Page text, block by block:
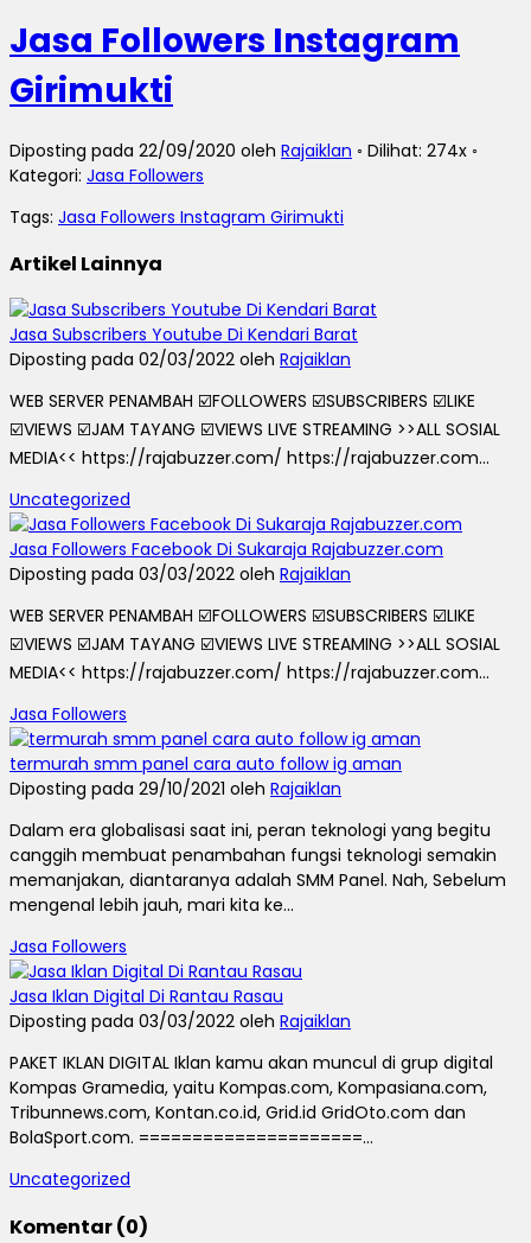
Jasa Followers Instagram
Girimukti
Diposting pada 22/09/2020 oleh Rajaiklan ◦ Dilihat: 274x ◦
Kategori: Jasa Followers
Tags: Jasa Followers Instagram Girimukti
Artikel Lainnya
Jasa Subscribers Youtube Di Kendari Barat
Diposting pada 02/03/2022 oleh Rajaiklan
WEB SERVER PENAMBAH ☑️FOLLOWERS ☑️SUBSCRIBERS ☑️LIKE
☑️VIEWS ☑️JAM TAYANG ☑️VIEWS LIVE STREAMING >>ALL SOSIAL
MEDIA<< https://rajabuzzer.com/ https://rajabuzzer.com...
Uncategorized
Jasa Followers Facebook Di Sukaraja Rajabuzzer.com
Diposting pada 03/03/2022 oleh Rajaiklan
WEB SERVER PENAMBAH ☑️FOLLOWERS ☑️SUBSCRIBERS ☑️LIKE
☑️VIEWS ☑️JAM TAYANG ☑️VIEWS LIVE STREAMING >>ALL SOSIAL
MEDIA<< https://rajabuzzer.com/ https://rajabuzzer.com...
Jasa Followers
termurah smm panel cara auto follow ig aman
Diposting pada 29/10/2021 oleh Rajaiklan
Dalam era globalisasi saat ini, peran teknologi yang begitu
canggih membuat penambahan fungsi teknologi semakin
memanjakan, diantaranya adalah SMM Panel. Nah, Sebelum
mengenal lebih jauh, mari kita ke...
Jasa Followers
Jasa Iklan Digital Di Rantau Rasau
Diposting pada 03/03/2022 oleh Rajaiklan
PAKET IKLAN DIGITAL Iklan kamu akan muncul di grup digital
Kompas Gramedia, yaitu Kompas.com, Kompasiana.com,
Tribunnews.com, Kontan.co.id, Grid.id GridOto.com dan
BolaSport.com. =====================...
Uncategorized
Komentar (0)